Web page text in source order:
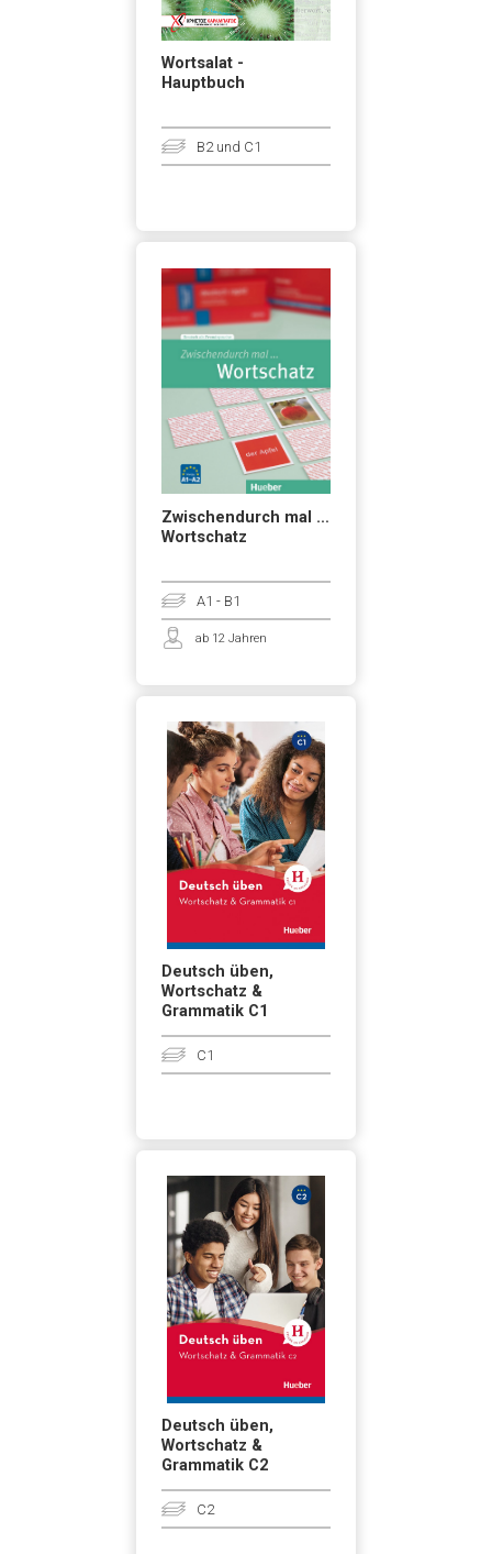
Wortsalat -
Hauptbuch
B2 und C1
Zwischendurch mal …
Wortschatz
A1 - B1
ab 12 Jahren
Deutsch üben,
Wortschatz &
Grammatik C1
C1
Deutsch üben,
Wortschatz &
Grammatik C2
C2